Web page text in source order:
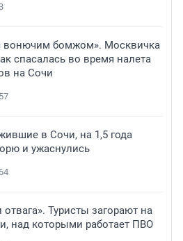
вонючим бомжом». Москвичка
спасалась во время налета
на Сочи
57
в Сочи, на 1,5 года
и ужаснулись
64
Туристы загорают на
над которыми работает ПВО